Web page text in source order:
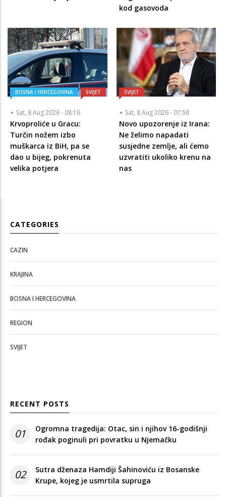
kod gasovoda
BOSNA I HERCEGOVINA SVIJET
Sat, 8 Aug 2026 - 08:16
Krvoproliće u Gracu:
Turčin nožem izbo
muškarca iz BiH, pa se
dao u bijeg, pokrenuta
velika potjera
SVIJET
Sat, 8 Aug 2026 - 07:58
Novo upozorenje iz Irana:
Ne želimo napadati
susjedne zemlje, ali ćemo
uzvratiti ukoliko krenu na
nas
CATEGORIES
CAZIN
KRAJINA
BOSNA I HERCEGOVINA
REGION
SVIJET
RECENT POSTS
01
Ogromna tragedija: Otac, sin i njihov 16-godišnji
rođak poginuli pri povratku u Njemačku
02
Sutra dženaza Hamdiji Šahinoviću iz Bosanske
Krupe, kojeg je usmrtila supruga